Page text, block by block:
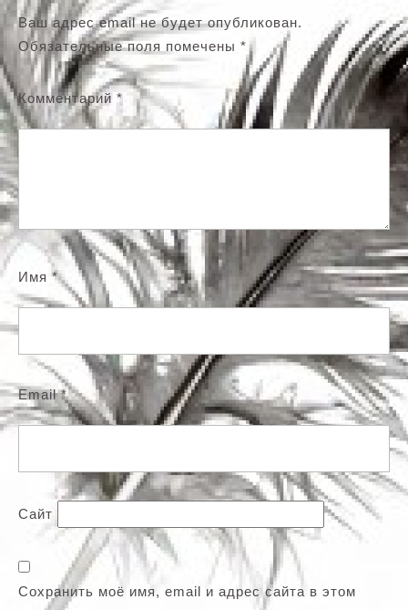
Ваш адрес email не будет опубликован.
Обязательные поля помечены *
Комментарий *
Имя*
Email*
Сайт
Сохранить моё имя, email и адрес сайта в этом